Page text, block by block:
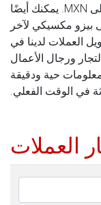
أسعار الصرف لتحويل العملات من AFN إلى MXN. يمكنك أيضًا
بيزو مكسيكي لآخر
العملات لدينا في
ورجال الأعمال
حية ودقيقة
في الوقت الفعلي.
العملات